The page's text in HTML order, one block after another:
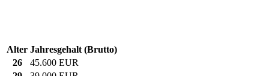
Alter Jahresgehalt (Brutto)
26
45.600 EUR